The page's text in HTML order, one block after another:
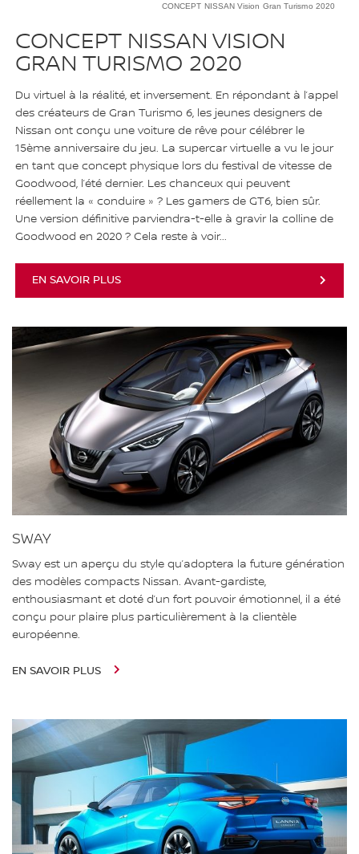
CONCEPT NISSAN Vision Gran Turismo 2020
CONCEPT NISSAN VISION
GRAN TURISMO 2020
Du virtuel à la réalité, et inversement. En répondant à l’appel
des créateurs de Gran Turismo 6, les jeunes designers de
Nissan ont conçu une voiture de rêve pour célébrer le
15ème anniversaire du jeu. La supercar virtuelle a vu le jour
en tant que concept physique lors du festival de vitesse de
Goodwood, l’été dernier. Les chanceux qui peuvent
réellement la « conduire » ? Les gamers de GT6, bien sûr.
Une version définitive parviendra-t-elle à gravir la colline de
Goodwood en 2020 ? Cela reste à voir...
EN SAVOIR PLUS
SWAY
Sway est un aperçu du style qu’adoptera la future génération
des modèles compacts Nissan. Avant-gardiste,
enthousiasmant et doté d’un fort pouvoir émotionnel, il a été
conçu pour plaire plus particulièrement à la clientèle
européenne.
EN SAVOIR PLUS